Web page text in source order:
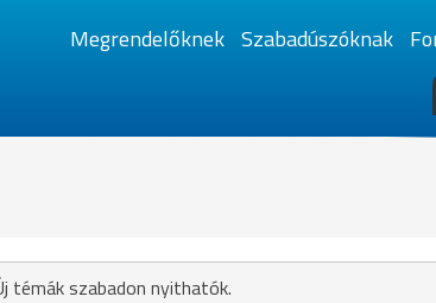
Megrendelőknek Szabadúszóknak
témák szabadon nyithatók.